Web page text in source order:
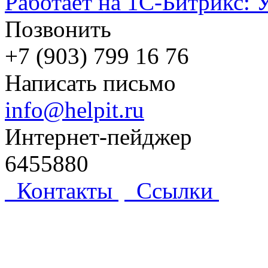
Позвонить
+7 (903) 799 16 76
Написать письмо
info@helpit.ru
Интернет-пейджер
6455880
Контакты
Ссылки